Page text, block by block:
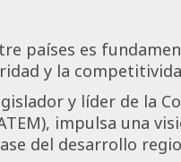
países es
y la
y líder de la
impulsa una
del desarrollo